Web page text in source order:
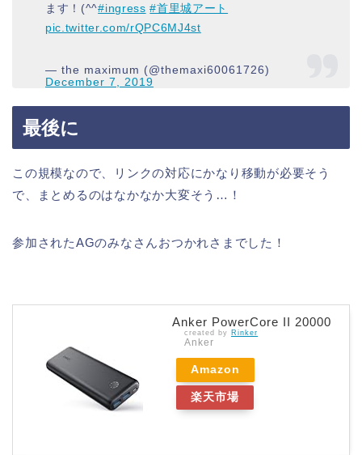
ます！(^^#ingress #首里城アート
pic.twitter.com/rQPC6MJ4st
— the maximum (@themaxi60061726)
December 7, 2019
最後に
この規模なので、リンクの対応にかなり移動が必要そう
で、まとめるのはなかなか大変そう…！
参加されたAGのみなさんおつかれさまでした！
Anker PowerCore II 20000
created by Rinker
Anker
Amazon
楽天市場